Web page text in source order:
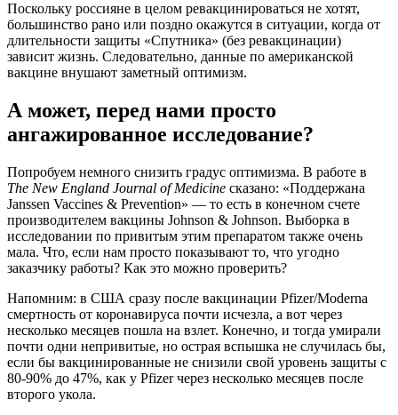
Поскольку россияне в целом ревакцинироваться не хотят,
большинство рано или поздно окажутся в ситуации, когда от
длительности защиты «Спутника» (без ревакцинации)
зависит жизнь. Следовательно, данные по американской
вакцине внушают заметный оптимизм.
А может, перед нами просто
ангажированное исследование?
Попробуем немного снизить градус оптимизма. В работе в
The New England Journal of Medicine сказано: «Поддержана
Janssen Vaccines & Prevention» — то есть в конечном счете
производителем вакцины Johnson & Johnson. Выборка в
исследовании по привитым этим препаратом также очень
мала. Что, если нам просто показывают то, что угодно
заказчику работы? Как это можно проверить?
Напомним: в США сразу после вакцинации Pfizer/Moderna
смертность от коронавируса почти исчезла, а вот через
несколько месяцев пошла на взлет. Конечно, и тогда умирали
почти одни непривитые, но острая вспышка не случилась бы,
если бы вакцинированные не снизили свой уровень защиты с
80-90% до 47%, как у Pfizer через несколько месяцев после
второго укола.